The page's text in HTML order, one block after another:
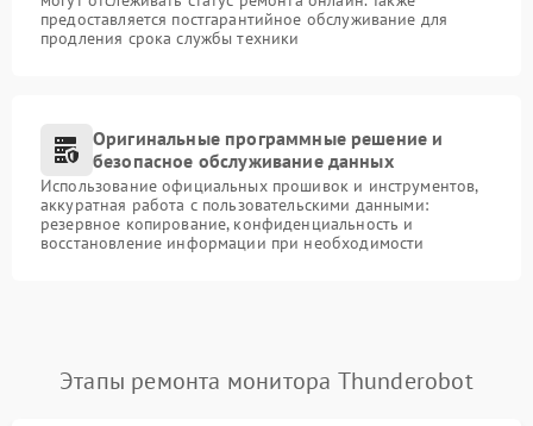
предоставляется постгарантийное обслуживание для
продления срока службы техники
Оригинальные программные решение и
безопасное обслуживание данных
Использование официальных прошивок и инструментов,
аккуратная работа с пользовательскими данными:
резервное копирование, конфиденциальность и
восстановление информации при необходимости
Этапы ремонта монитора Thunderobot